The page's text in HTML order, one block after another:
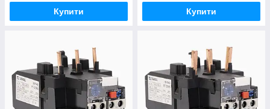
Купити Купити